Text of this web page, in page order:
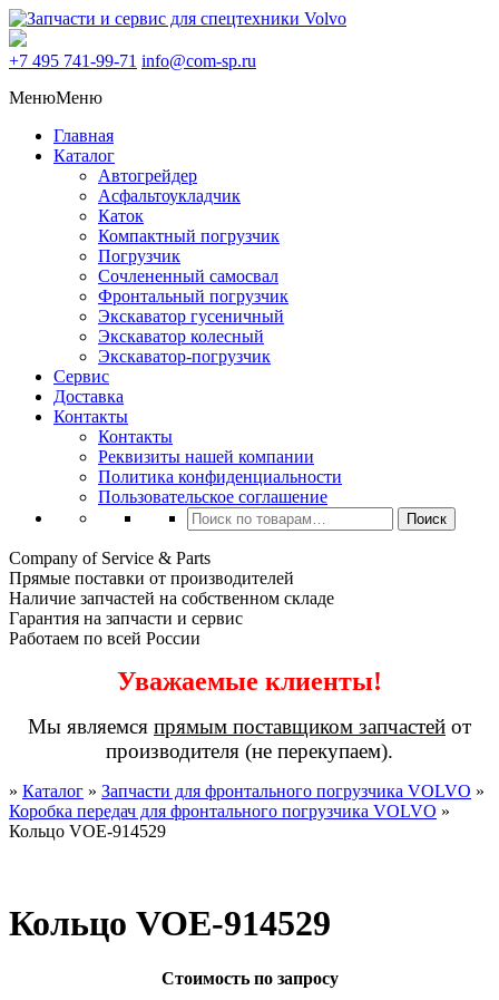
+7 495 741-99-71 info@com-sp.ru
МенюМеню
Главная
Каталог
Автогрейдер
Асфальтоукладчик
Каток
Компактный погрузчик
Погрузчик
Сочлененный самосвал
Фронтальный погрузчик
Экскаватор гусеничный
Экскаватор колесный
Экскаватор-погрузчик
Сервис
Доставка
Контакты
Контакты
Реквизиты нашей компании
Политика конфиденциальности
Пользовательское соглашение
Искать:
Поиск
Company of Service & Parts
Прямые поставки от производителей
Наличие запчастей на собственном складе
Гарантия на запчасти и сервис
Работаем по всей России
Уважаемые клиенты!
Мы являемся прямым поставщиком запчастей от
производителя (не перекупаем).
» Каталог » Запчасти для фронтального погрузчика VOLVO »
Коробка передач для фронтального погрузчика VOLVO »
Кольцо VOE-914529
Кольцо VOE-914529
Стоимость по запросу